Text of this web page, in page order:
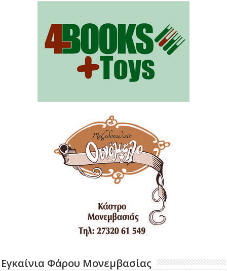
Εγκαίνια Φάρου Μονεμβασίας